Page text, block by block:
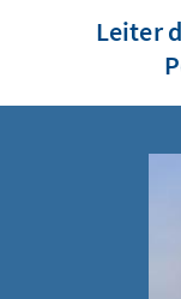
Leiter